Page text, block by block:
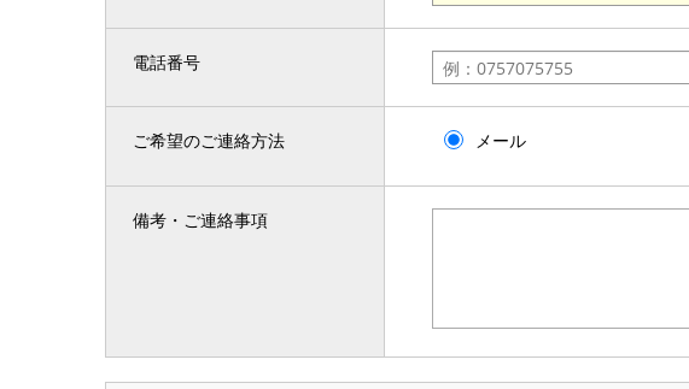
電話番号
ご希望のご連絡方法 メール
備考・ご連絡事項